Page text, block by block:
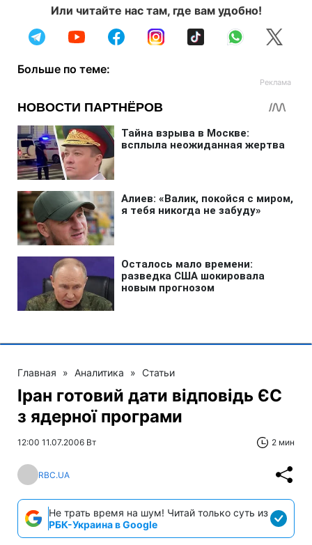
Или читайте нас там, где вам удобно!
Больше по теме:
Главная » Аналитика » Статьи
Іран готовий дати відповідь ЄС
з ядерної програми
12:00 11.07.2006 Вт 2 мин
RBC.UA
Не трать время на шум! Читай только суть из
РБК-Украина в Google